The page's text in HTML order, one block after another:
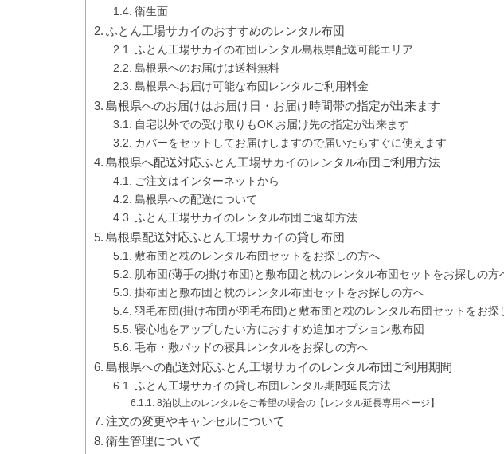
衛生面
ふとん工場サカイのおすすめのレンタル布団
ふとん工場サカイの布団レンタル島根県配送可能エリア
島根県へのお届けは送料無料
島根県へお届け可能な布団レンタルご利用料金
島根県へのお届けはお届け日・お届け時間帯の指定が出来ます
自宅以外での受け取りもOK お届け先の指定が出来ます
カバーをセットしてお届けしますので届いたらすぐに使えます
島根県へ配送対応ふとん工場サカイのレンタル布団ご利用方法
ご注文はインターネットから
島根県への配送について
ふとん工場サカイのレンタル布団ご返却方法
島根県配送対応ふとん工場サカイの貸し布団
敷布団と枕のレンタル布団セットをお探しの方へ
肌布団(薄手の掛け布団)と敷布団と枕のレンタル布団セットをお探しの方
掛布団と敷布団と枕のレンタル布団セットをお探しの方へ
羽毛布団(掛け布団が羽毛布団)と敷布団と枕のレンタル布団セットをお探
寝心地をアップしたい方におすすめ追加オプション敷布団
毛布・敷パッドの寝具レンタルをお探しの方へ
島根県への配送対応ふとん工場サカイのレンタル布団ご利用期間
ふとん工場サカイの貸し布団レンタル期間延長方法
8泊以上のレンタルをご希望の場合の【レンタル延長専用ページ】
注文の変更やキャンセルについて
衛生管理について